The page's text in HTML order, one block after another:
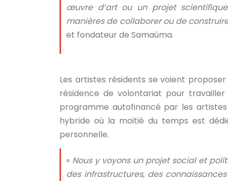
œuvre d’art ou un projet
manières de collaborer ou de
et fondateur de Samaúma.
Les artistes résidents se voient
résidence de volontariat pour
programme autofinancé par les
hybride où la moitié du temps est
personnelle.
« Nous y voyons un projet social et
des infrastructures, des